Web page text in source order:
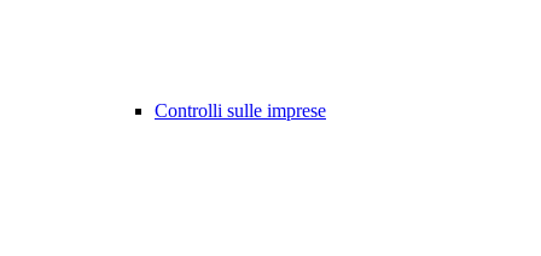
Controlli sulle imprese